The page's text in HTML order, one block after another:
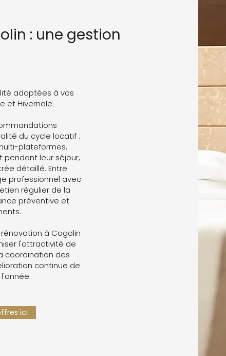
: une gestion
adaptées à vos
et Hivernale.
du cycle locatif :
plateformes,
leur séjour,
détaillé. Entre
professionnel avec
régulier de la
préventive et
à Cogolin
l'attractivité de
coordination des
continue de
ici